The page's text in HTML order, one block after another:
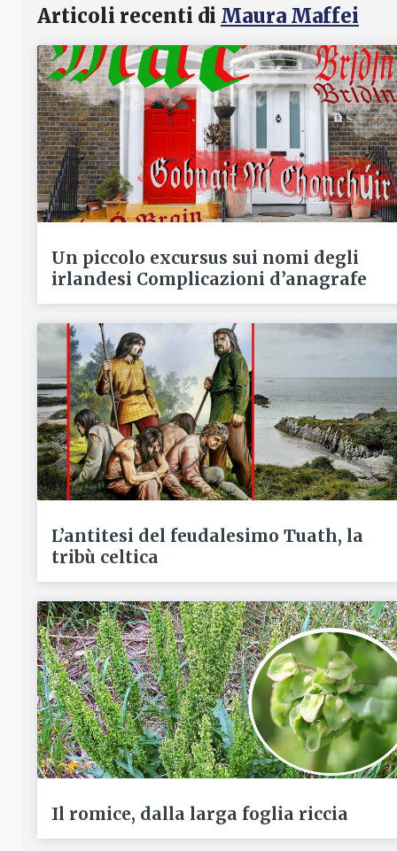
Articoli recenti di Maura Maffei
Un piccolo excursus sui nomi degli
irlandesi Complicazioni d’anagrafe
L’antitesi del feudalesimo Tuath, la
tribù celtica
Il romice, dalla larga foglia riccia